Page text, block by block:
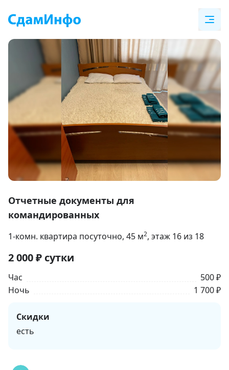
1
of
Отчетные документы для
командированных
1-комн. квартира посуточно, 45 м2, этаж 16 из 18
2 000₽ сутки
Час
500 ₽
Ночь
1 700 ₽
Скидки
есть